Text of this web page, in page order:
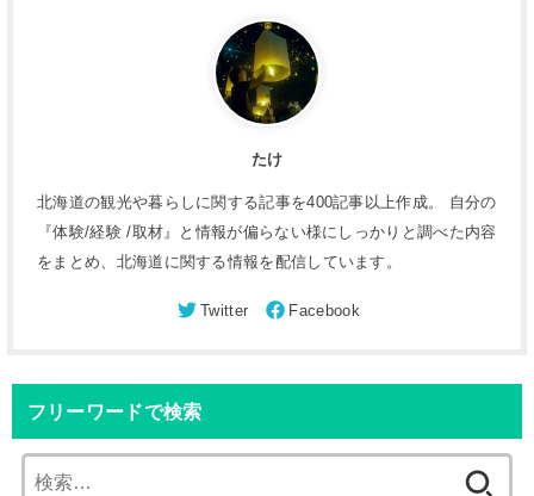
たけ
北海道の観光や暮らしに関する記事を400記事以上作成。 自分の
『体験/経験 /取材』と情報が偏らない様にしっかりと調べた内容
をまとめ、北海道に関する情報を配信しています。
フリーワードで検索